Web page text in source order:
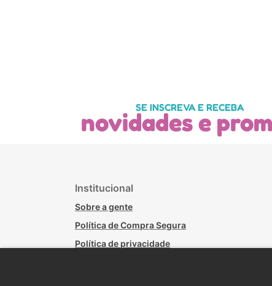
SE INSCREVA E RECEBA
novidades e
Institucional
Sobre a gente
Política de Compra Segura
Política de privacidade